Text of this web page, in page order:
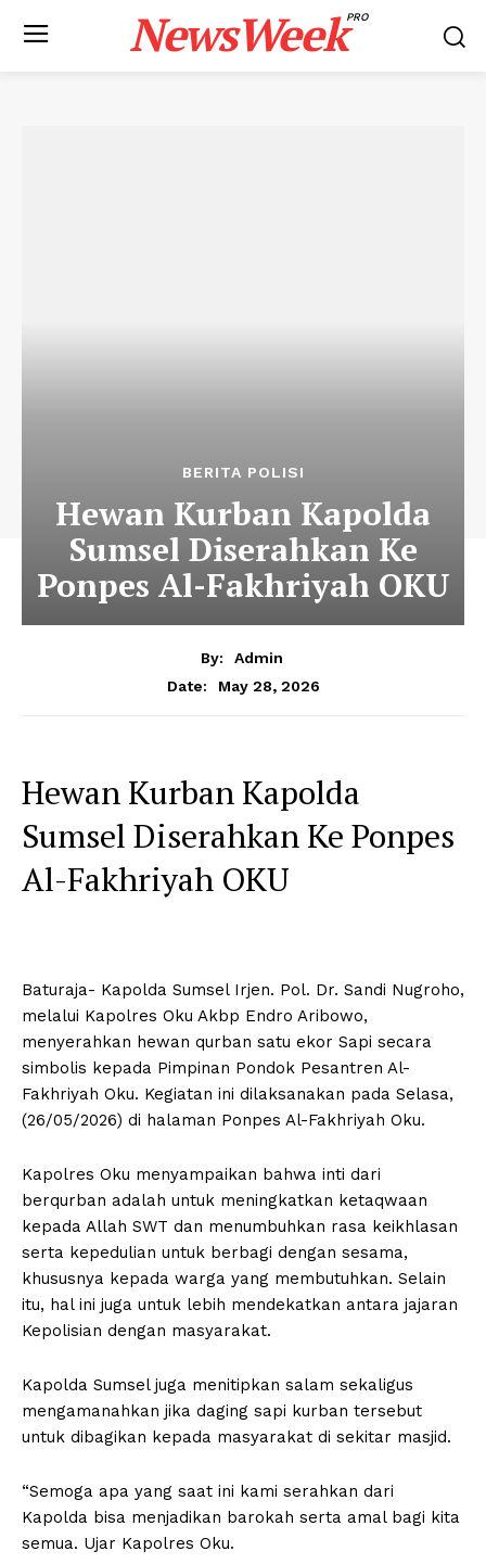
NewsWeekPRO
BERITA POLISI
Hewan Kurban Kapolda
Sumsel Diserahkan Ke
Ponpes Al-Fakhriyah OKU
By:
Admin
Date:
May 28, 2026
Hewan Kurban Kapolda
Sumsel Diserahkan Ke Ponpes
Al-Fakhriyah OKU
Baturaja- Kapolda Sumsel Irjen. Pol. Dr. Sandi Nugroho,
melalui Kapolres Oku Akbp Endro Aribowo,
menyerahkan hewan qurban satu ekor Sapi secara
simbolis kepada Pimpinan Pondok Pesantren Al-
Fakhriyah Oku. Kegiatan ini dilaksanakan pada Selasa,
(26/05/2026) di halaman Ponpes Al-Fakhriyah Oku.
Kapolres Oku menyampaikan bahwa inti dari
berqurban adalah untuk meningkatkan ketaqwaan
kepada Allah SWT dan menumbuhkan rasa keikhlasan
serta kepedulian untuk berbagi dengan sesama,
khususnya kepada warga yang membutuhkan. Selain
itu, hal ini juga untuk lebih mendekatkan antara jajaran
Kepolisian dengan masyarakat.
Kapolda Sumsel juga menitipkan salam sekaligus
mengamanahkan jika daging sapi kurban tersebut
untuk dibagikan kepada masyarakat di sekitar masjid.
“Semoga apa yang saat ini kami serahkan dari
Kapolda bisa menjadikan barokah serta amal bagi kita
semua. Ujar Kapolres Oku.